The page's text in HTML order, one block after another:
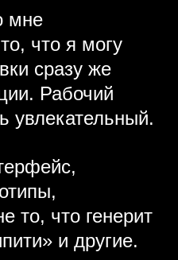
мне
что я могу
сразу же
Рабочий
увлекательный.
то, что генерит
и другие.